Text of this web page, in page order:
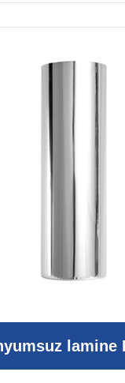
lamine